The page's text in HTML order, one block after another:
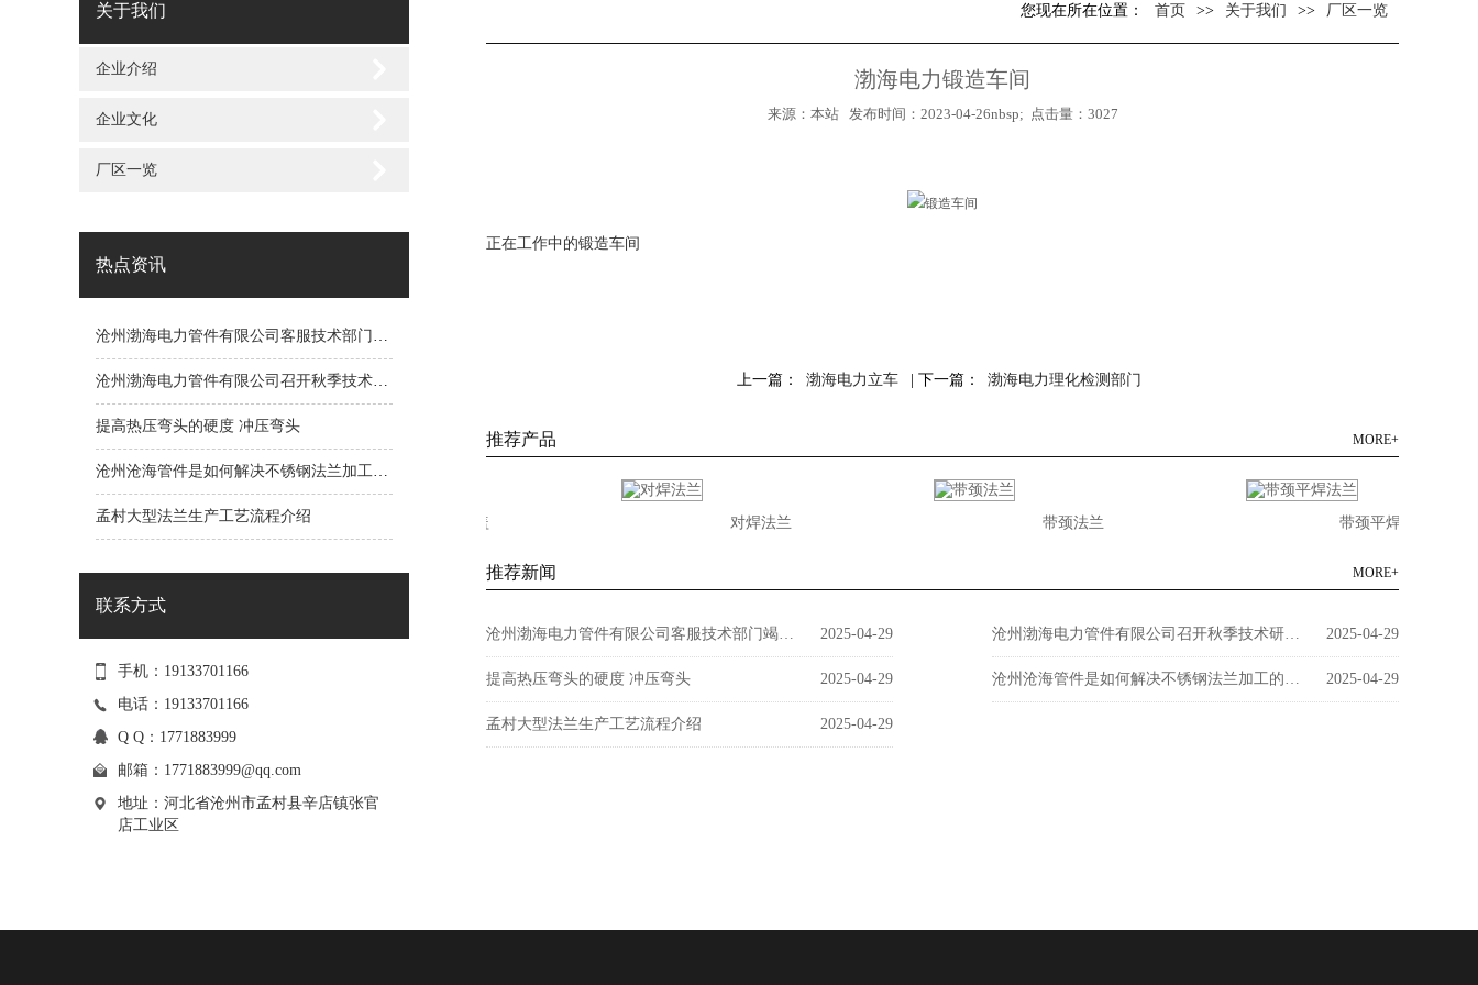
2
关于我们
企业介绍
企业文化
厂区一览
热点资讯
沧州渤海电力管件有限公司客服技术部门竭诚为您服务
沧州渤海电力管件有限公司召开秋季技术研讨会
提高热压弯头的硬度 冲压弯头
沧州沧海管件是如何解决不锈钢法兰加工的问题呢？
孟村大型法兰生产工艺流程介绍
联系方式
手机：19133701166
电话：19133701166
Q Q：1771883999
邮箱： 1771883999@qq.com
地址：河北省沧州市孟村县辛店镇张官
店工业区
您现在所在位置： 首页 >> 关于我们 >> 厂区一览
渤海电力锻造车间
来源：本站 发布时间：2023-04-26nbsp; 点击量：3027
正在工作中的锻造车间
上一篇： 渤海电力立车 | 下一篇： 渤海电力理化检测部门
推荐产品 MORE+
对焊法兰 带颈法兰 带颈平焊法兰
推荐新闻 MORE+
沧州渤海电力管件有限公司客服技术部门竭诚为您服务 2025-04-29 沧州渤海电力管件有限公司召开秋季技术研讨会 2025-04-29
提高热压弯头的硬度 冲压弯头 2025-04-29 沧州沧海管件是如何解决不锈钢法兰加工的问题呢？ 2025-04-29
孟村大型法兰生产工艺流程介绍 2025-04-29